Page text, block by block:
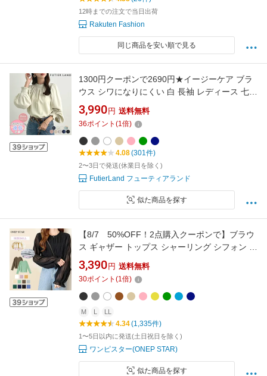
12時までの注文で当日出荷
Rakuten Fashion
同じ商品を安い順で見る
1300円クーポンで2690円★イージーケア ブラ
ウス シワになりにくい 白 長袖 レディース 七五
三 結婚式 入学式 入園式 入社式 オフィスカジュ
アル セレモニー フォーマル オケージョン オフ
ィス ハイネック 上品 バルーン袖 フリル YP/ ハ
イネックバルーンスリーブブラウス
3,990 円 送料無料
36ポイント (1倍)
4.08(301件)
2〜3日で発送(休業日を除く)
FutierLand フューティアランド
似た商品を探す
【8/7 50%OFF！2点購入クーポンで】ブラウ
ス ギャザー トップス シャーリング シフォン 長
袖 シャーリング 透け感 シアー フリル フレア袖
ボリュームスリーブ 重ね着 レイヤード 体型カ
バー お出かけ オフィスカジュアル 40代 50代
60代 ワンピスター
3,390 円 送料無料
30ポイント (1倍)
M L LL
4.34(1,335件)
1〜5日以内に発送(土日祝日を除く)
ワンピスター(ONEP STAR)
似た商品を探す